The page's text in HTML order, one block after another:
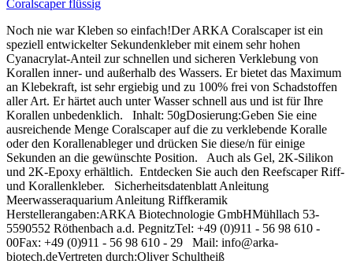
Coralscaper flüssig
Noch nie war Kleben so einfach!Der ARKA Coralscaper ist ein
speziell entwickelter Sekundenkleber mit einem sehr hohen
Cyanacrylat-Anteil zur schnellen und sicheren Verklebung von
Korallen inner- und außerhalb des Wassers. Er bietet das Maximum
an Klebekraft, ist sehr ergiebig und zu 100% frei von Schadstoffen
aller Art. Er härtet auch unter Wasser schnell aus und ist für Ihre
Korallen unbedenklich. Inhalt: 50gDosierung:Geben Sie eine
ausreichende Menge Coralscaper auf die zu verklebende Koralle
oder den Korallenableger und drücken Sie diese/n für einige
Sekunden an die gewünschte Position. Auch als Gel, 2K-Silikon
und 2K-Epoxy erhältlich. Entdecken Sie auch den Reefscaper Riff-
und Korallenkleber. Sicherheitsdatenblatt Anleitung
Meerwasseraquarium Anleitung Riffkeramik
Herstellerangaben:ARKA Biotechnologie GmbHMühllach 53-
5590552 Röthenbach a.d. PegnitzTel: +49 (0)911 - 56 98 610 -
00Fax: +49 (0)911 - 56 98 610 - 29 Mail: info@arka-
biotech.deVertreten durch:Oliver Schultheiß